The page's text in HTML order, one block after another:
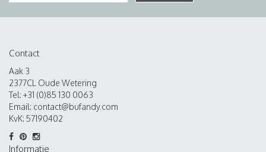
Contact
Aak 3
2377CL Oude Wetering
Tel: +31 (0)85 130 0063
Email: contact@bufandy.com
KvK: 57190402
Informatie